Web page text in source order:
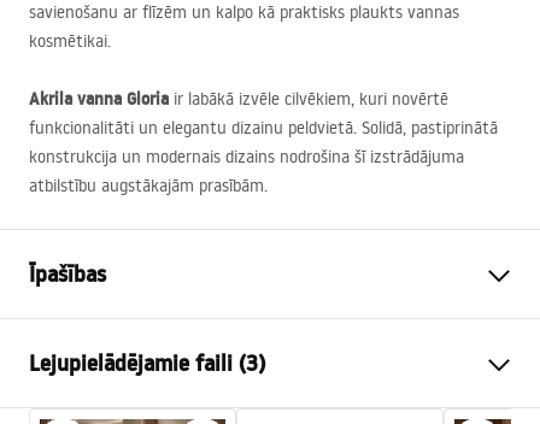
savienošanu ar flīzēm un kalpo kā praktisks plaukts vannas
kosmētikai.
Akrila vanna Gloria ir labākā izvēle cilvēkiem, kuri novērtē
funkcionalitāti un elegantu dizainu peldvietā. Solidā, pastiprinātā
konstrukcija un modernais dizains nodrošina šī izstrādājuma
atbilstību augstākajām prasībām.
Īpašības
Krāsa
Materiāls
Akrils
Lejupielādējamie faili (3)